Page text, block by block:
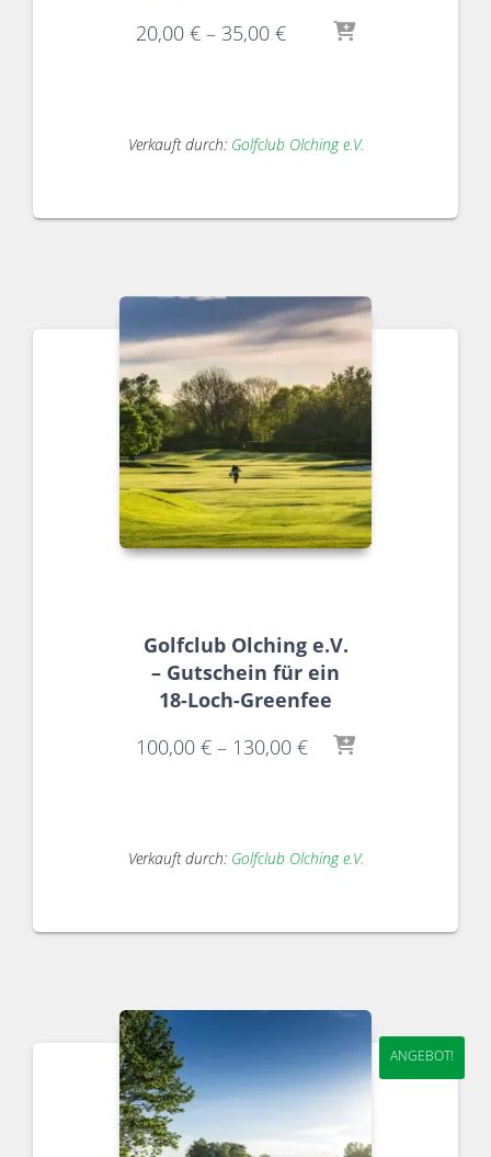
20,00 € – 35,00 €
Verkauft durch: Golfclub Olching e.V.
Golfclub Olching e.V.
– Gutschein für ein
18-Loch-Greenfee
100,00 € – 130,00 €
Verkauft durch: Golfclub Olching e.V.
ANGEBOT!